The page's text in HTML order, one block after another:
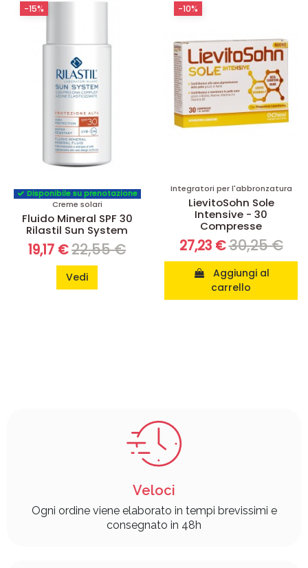
Disponibile su prenotazione
Creme solari
Fluido Mineral SPF 30
Rilastil Sun System
19,17 €22,55 €
Vedi
-15%
Integratori per l'abbronzatura
LievitoSohn Sole
Intensive - 30
Compresse
27,23 €30,25 €
carrello
-10%
Veloci
Ogni ordine viene elaborato in tempi brevissimi e
consegnato in 48h